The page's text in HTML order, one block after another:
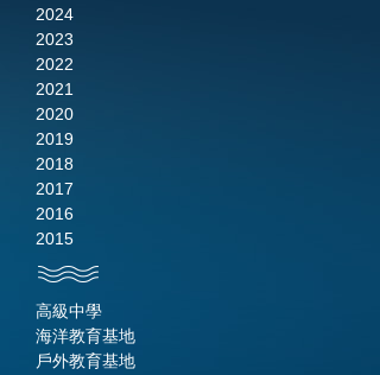
2024
2023
2022
2021
2020
2019
2018
2017
2016
2015
高級中學
海洋教育基地
戶外教育基地